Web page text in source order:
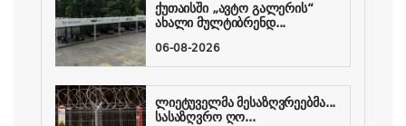
ქუთაისში „ავტო გალერის“
ახალი მულტიბრენდ...
06-08-2026
ლიეტუველმა მესაზღვრეებმა...
სასაზღვრო ღო...